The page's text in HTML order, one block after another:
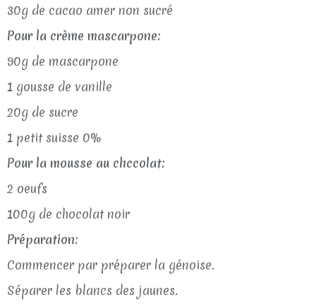
30g de cacao amer non sucré
Pour la crème mascarpone:
90g de mascarpone
1 gousse de vanille
20g de sucre
1 petit suisse 0%
Pour la mousse au chccolat:
2 oeufs
100g de chocolat noir
Préparation:
Commencer par préparer la génoise.
Séparer les blancs des jaunes.